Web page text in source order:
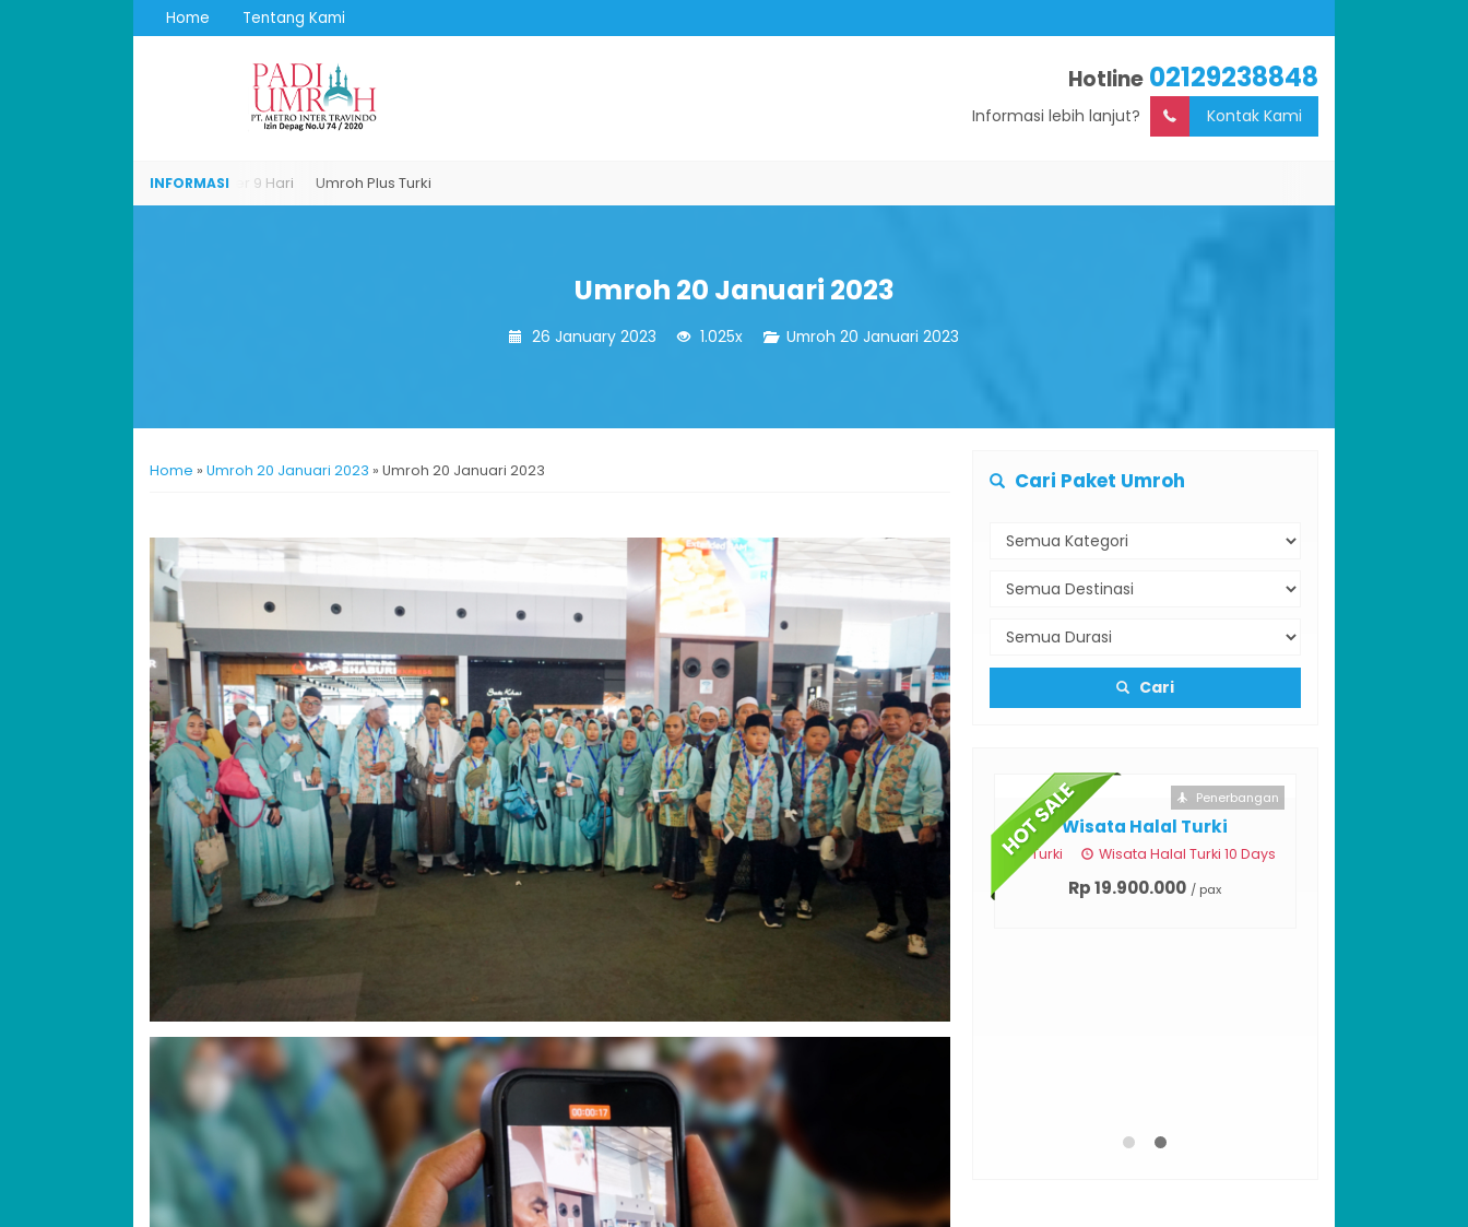
Home Tentang Kami
Hotline 02129238848
Informasi lebih lanjut? Kontak Kami
Umroh Reguler 9 Hari Umroh Plus Turki Umroh Reguler 9 Hari
Umroh 20 Januari 2023
26 January 2023 1.025x Umroh 20 Januari 2023
Home » Umroh 20 Januari 2023 » Umroh 20 Januari 2023 Cari Paket Umroh
Cari
Umroh Reguler 9 Hari
Madinah - Makkah
Umroh Reguler 9 Hari
*Mulai Rp 31.500.000
Penerbangan Hotel
Wisata Halal Turki
Turki Wisata Halal Turki 10 Days
Rp 19.900.000 / pax
Penerbangan